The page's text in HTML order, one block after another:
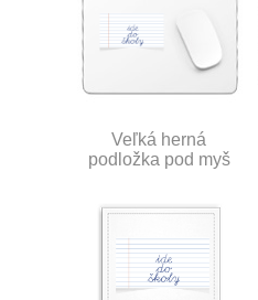
Veľká herná
podložka pod myš